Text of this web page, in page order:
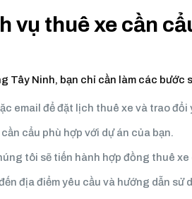
vụ thuê xe cần
Tây Ninh, bạn chỉ cần làm các bước
email để đặt lịch thuê xe và trao đổi
cẩu phù hợp với dự án của bạn.
tôi sẽ tiến hành hợp đồng thuê xe
địa điểm yêu cầu và hướng dẫn sử